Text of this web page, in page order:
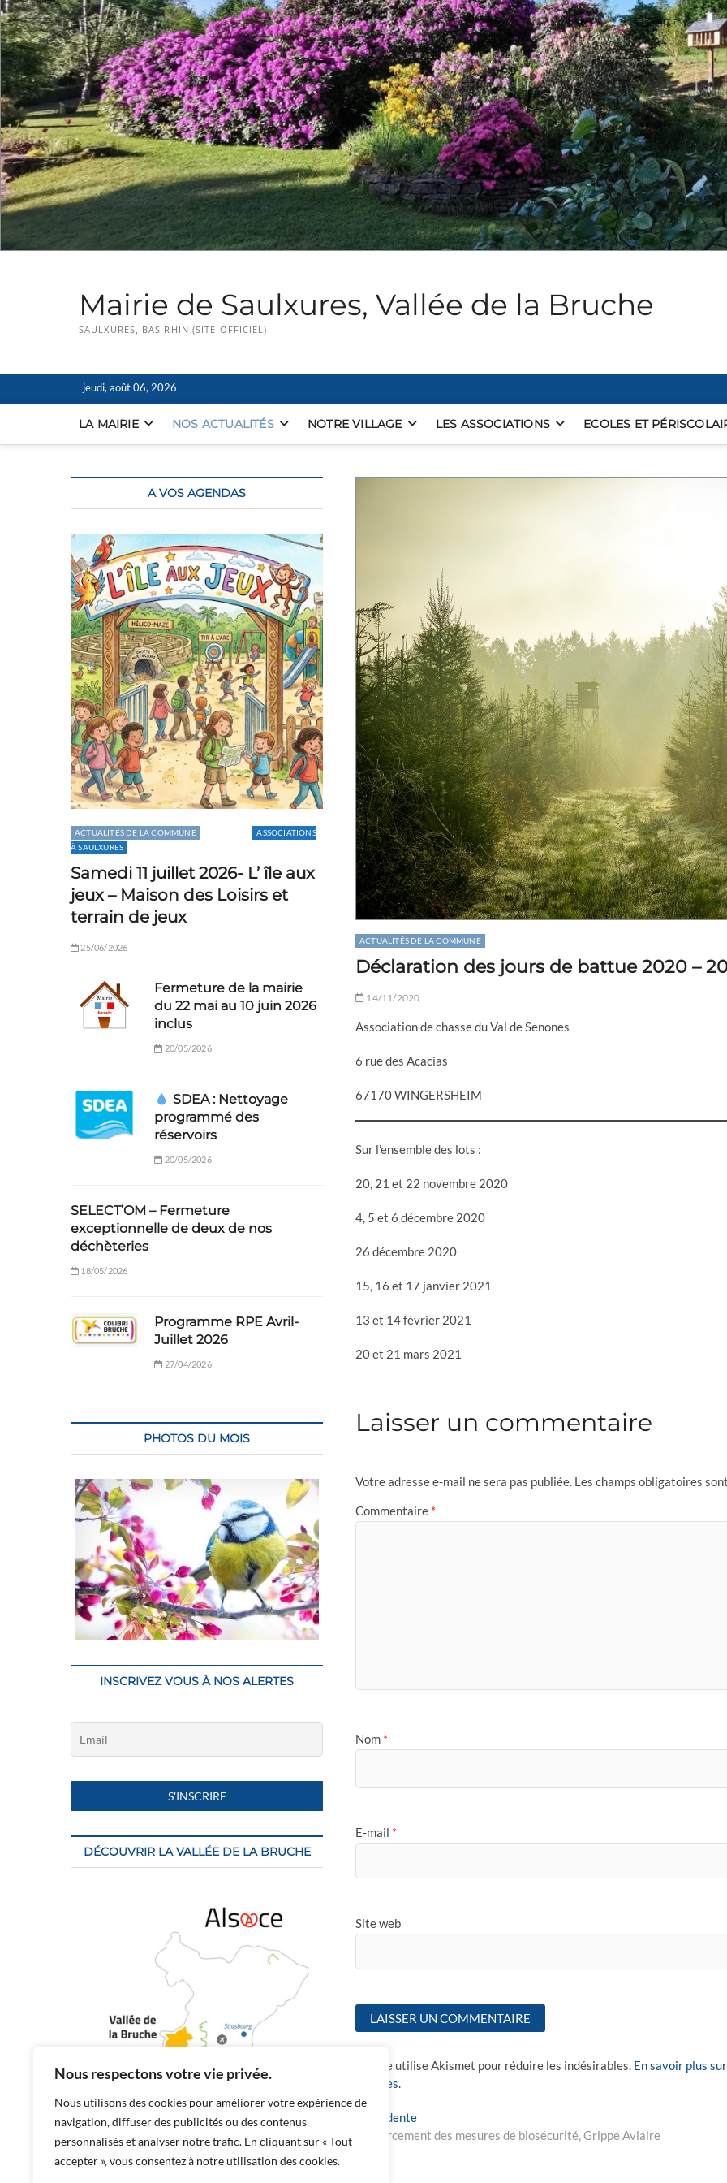
Nous respectons votre vie privée.
Nous utilisons des cookies pour améliorer votre expérience de
navigation, diffuser des publicités ou des contenus
personnalisés et analyser notre trafic. En cliquant sur « Tout
accepter », vous consentez à notre utilisation des cookies.
Mairie de Saulxures, Vallée de la Bruche
SAULXURES, BAS RHIN (SITE OFFICIEL)
jeudi, août 06, 2026
LA MAIRIE NOS ACTUALITÉS NOTRE VILLAGE LES ASSOCIATIONS ECOLES ET
ACTUALITÉS DE LA COMMUNE
Déclaration des jours de battue 2020 –
14/11/2020
Association de chasse du Val de Senones
6 rue des Acacias
67170 WINGERSHEIM
Sur l’ensemble des lots :
20, 21 et 22 novembre 2020
4, 5 et 6 décembre 2020
26 décembre 2020
15, 16 et 17 janvier 2021
13 et 14 février 2021
20 et 21 mars 2021
Laisser un commentaire
Votre adresse e-mail ne sera pas publiée. Les champs obligatoires
Commentaire *
Nom *
E-mail *
Site web
Ce site utilise Akismet pour réduire les indésirables. En savoir plus
traitées
Navigation
PrécédentePrevious
post:
Renforcement des mesures de biosécurité, Grippe Aviaire
A VOS AGENDAS
ACTUALITÉS DE LA COMMUNE
ASSOCIATIONS
À SAULXURES
Samedi 11 juillet 2026- L’ île aux
jeux – Maison des Loisirs et
terrain de jeux
25/06/2026
Fermeture de la mairie
du 22 mai au 10 juin 2026
inclus
20/05/2026
SDEA : Nettoyage
programmé des
réservoirs
20/05/2026
SELECT’OM – Fermeture
exceptionnelle de deux de nos
déchèteries
18/05/2026
Programme RPE Avril-
Juillet 2026
27/04/2026
PHOTOS DU MOIS
INSCRIVEZ VOUS À NOS ALERTES
DÉCOUVRIR LA VALLÉE DE LA BRUCHE